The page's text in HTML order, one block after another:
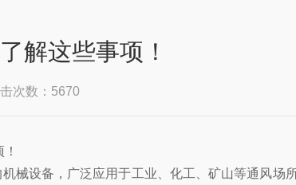
解这些事项！
次数：5670
械设备，广泛应用于工业、化工、矿山等通风